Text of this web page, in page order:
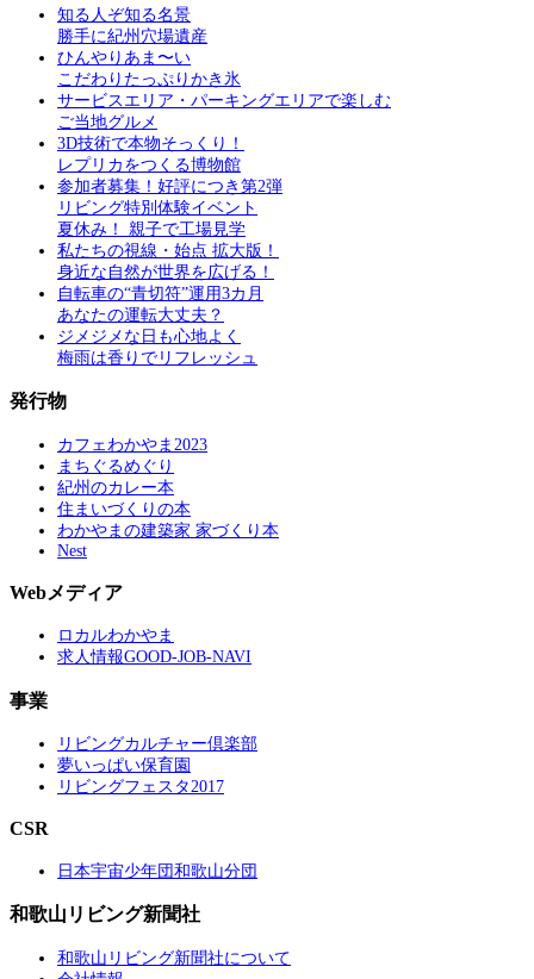
知る人ぞ知る名景
勝手に紀州穴場遺産
ひんやりあま〜い
こだわりたっぷりかき氷
サービスエリア・パーキングエリアで楽しむ
ご当地グルメ
3D技術で本物そっくり！
レプリカをつくる博物館
参加者募集！好評につき第2弾
リビング特別体験イベント
夏休み！ 親子で工場見学
私たちの視線・始点 拡大版！
身近な自然が世界を広げる！
自転車の“青切符”運用3カ月
あなたの運転大丈夫？
ジメジメな日も心地よく
梅雨は香りでリフレッシュ
発行物
カフェわかやま2023
まちぐるめぐり
紀州のカレー本
住まいづくりの本
わかやまの建築家 家づくり本
Nest
Webメディア
ロカルわかやま
求人情報GOOD-JOB-NAVI
事業
リビングカルチャー倶楽部
夢いっぱい保育園
リビングフェスタ2017
CSR
日本宇宙少年団和歌山分団
和歌山リビング新聞社
和歌山リビング新聞社について